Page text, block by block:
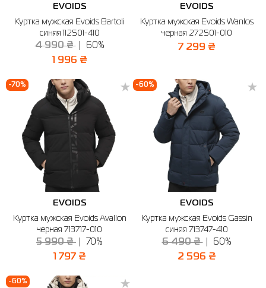
EVOIDS
Куртка мужская Evoids Bartoli
синяя 112501-410
4 990 ₴ 60%
1 996 ₴
EVOIDS
Куртка мужская Evoids Wanlos
черная 272501-010
7 299 ₴
-70%
EVOIDS
Куртка мужская Evoids Avallon
черная 713717-010
5 990 ₴ 70%
1 797 ₴
-60%
EVOIDS
Куртка мужская Evoids Gassin
синяя 713747-410
6 490 ₴ 60%
2 596 ₴
-60%